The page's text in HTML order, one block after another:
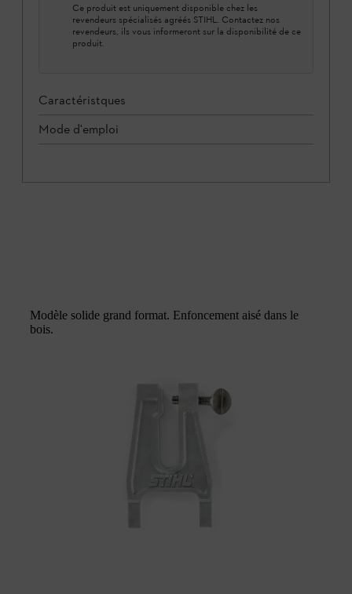
Ce produit est uniquement disponible chez les
revendeurs spécialisés agréés STIHL. Contactez nos
revendeurs, ils vous informeront sur la disponibilité de ce
produit.
Caractéristques
Mode d'emploi
Modèle solide grand format. Enfoncement aisé dans le
bois.